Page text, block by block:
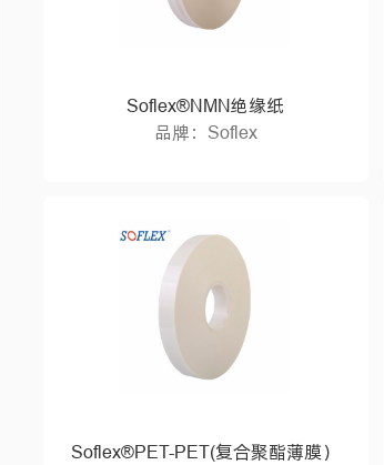
Soflex®NMN绝缘纸
品牌：Soflex
Soflex®PET-PET(复合聚酯薄膜）